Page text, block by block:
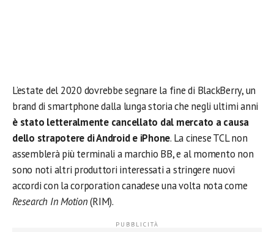
L’estate del 2020 dovrebbe segnare la fine di BlackBerry, un
brand di smartphone dalla lunga storia che negli ultimi anni
è stato letteralmente cancellato dal mercato a causa
dello strapotere di Android e iPhone. La cinese TCL non
assemblerà più terminali a marchio BB, e al momento non
sono noti altri produttori interessati a stringere nuovi
accordi con la corporation canadese una volta nota come
Research In Motion(RIM).